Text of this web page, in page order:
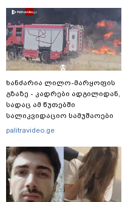
ხანძარია ლილო-მარყოფის
გზაზე - კადრები ადგილიდან,
სადაც ამ წუთებში
სალიკვიდაციო სამუშაოები
მიმდინარეობს
palitravideo.ge